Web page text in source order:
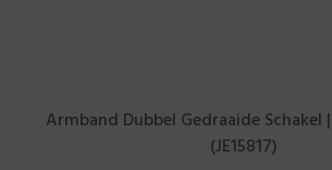
Armband Dubbel Gedraaide Schakel
(JE15817)